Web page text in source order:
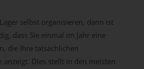
selbst organisieren, dann ist
dass Sie einmal im Jahr eine
die Ihre tatsächlichen
anzeigt. Dies stellt in den meisten